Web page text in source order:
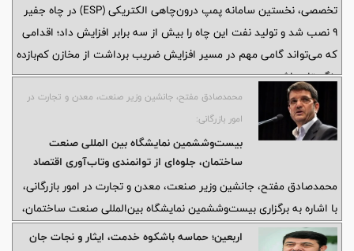
تخصصی، نخستین سامانه پمپ درون‌چاهی الکتریکی (ESP) در چاه جفیر
۹ نصب شد و تولید نفت این چاه را بیش از سه برابر افزایش داد؛ اقدامی
که می‌تواند گامی مهم در مسیر افزایش ضریب برداشت از مخازن کم‌بازده
بنگستان باشد.
محمدصادق مفتح، جانشین وزیر صنعت، معدن و تجارت در
امور بازرگانی:
بیست‌وششمین نمایشگاه بین المللی صنعت
ساختمان، جلوه‌ای از توانمندی وتاب‌آوری اقتصاد
کشور و توان اجرایی اتاق تعاون ایران است
محمدصادق مفتح، جانشین وزیر صنعت، معدن و تجارت در امور بازرگانی،
با اشاره به برگزاری بیست‌وششمین نمایشگاه بین‌المللی صنعت ساختمان،
اظهار کرد: برگزاری این نمایشگاه در شرایط امروز کشور، نشان‌دهنده پویایی
اربعین؛ حماسه باشکوه خدمت، ایثار و نجات جان